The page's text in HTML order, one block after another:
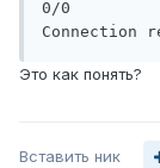
0/0
Это как понять?
Вставить ник